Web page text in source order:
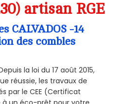
artisan RGE
CALVADOS -14
des combles
la loi du 17 août 2015,
réussie, les travaux de
par le CEE (Certificat